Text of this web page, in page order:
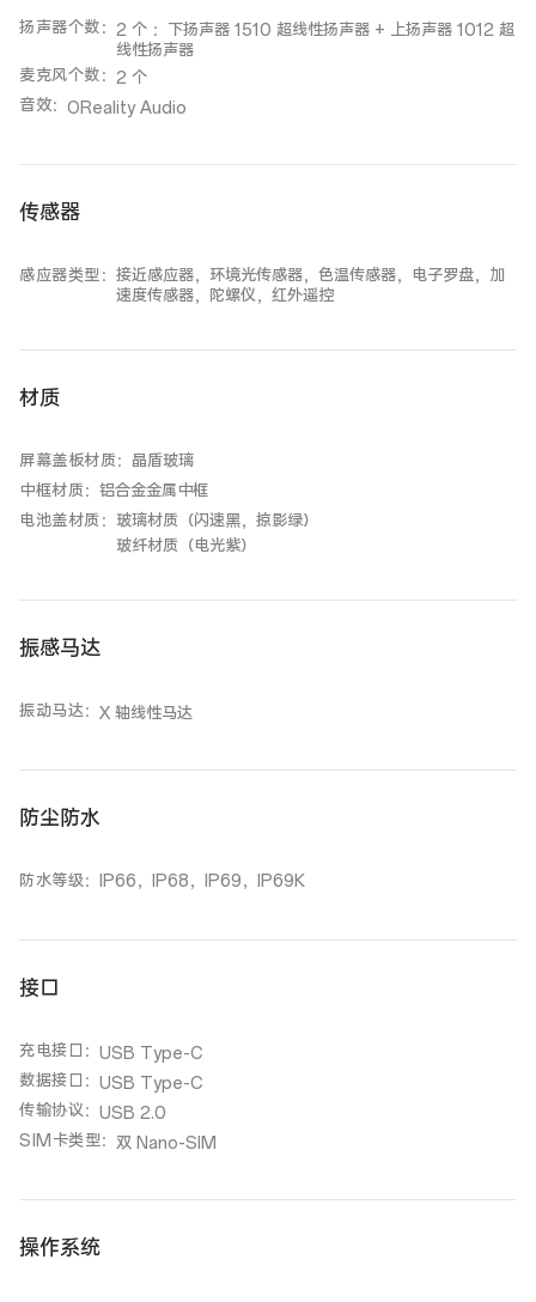
扬声器个数： 2 个 ：下扬声器 1510 超线性扬声器 + 上扬声器 1012 超
线性扬声器
麦克风个数： 2 个
音效： OReality Audio
传感器
感应器类型： 接近感应器，环境光传感器，色温传感器，电子罗盘，加
速度传感器，陀螺仪，红外遥控
材质
屏幕盖板材质： 晶盾玻璃
中框材质： 铝合金金属中框
电池盖材质： 玻璃材质（闪速黑，掠影绿）
玻纤材质（电光紫）
振感马达
振动马达： X 轴线性马达
防尘防水
防水等级： IP66，IP68，IP69，IP69K
接口
充电接口 ： USB Type-C
数据接口 ： USB Type-C
传输协议： USB 2.0
SIM卡类型： 双 Nano-SIM
操作系统